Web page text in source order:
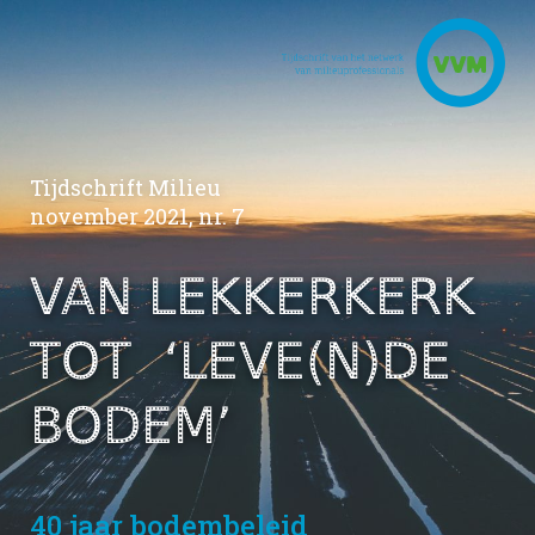
Tijdschrift Milieu
november 2021, nr. 7
VAN LEKKERKERK
TOT‘LEVE(N)DE
BODEM’
40 jaar bodembeleid